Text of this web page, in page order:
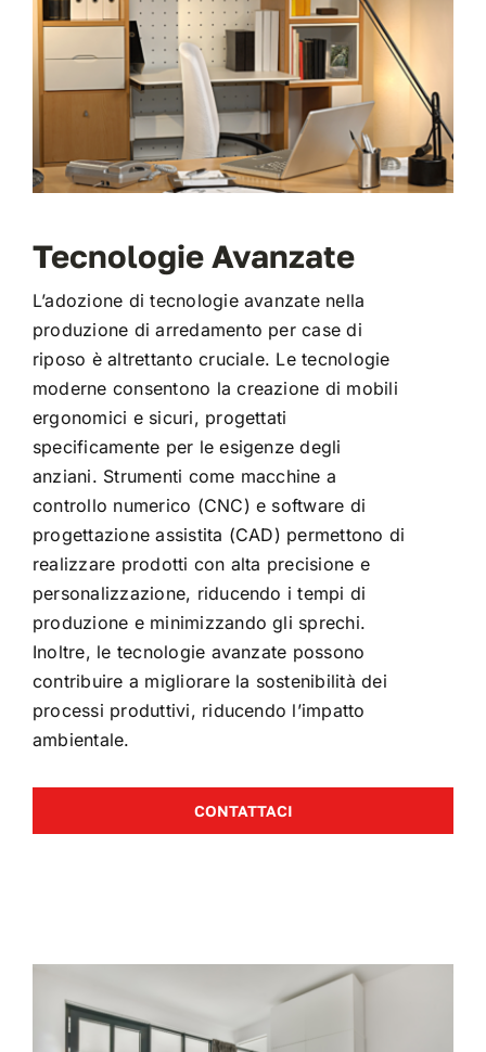
Tecnologie Avanzate
L’adozione di tecnologie avanzate nella
produzione di arredamento per case di
riposo è altrettanto cruciale. Le tecnologie
moderne consentono la creazione di mobili
ergonomici e sicuri, progettati
specificamente per le esigenze degli
anziani. Strumenti come macchine a
controllo numerico (CNC) e software di
progettazione assistita (CAD) permettono di
realizzare prodotti con alta precisione e
personalizzazione, riducendo i tempi di
produzione e minimizzando gli sprechi.
Inoltre, le tecnologie avanzate possono
contribuire a migliorare la sostenibilità dei
processi produttivi, riducendo l’impatto
ambientale.
CONTATTACI